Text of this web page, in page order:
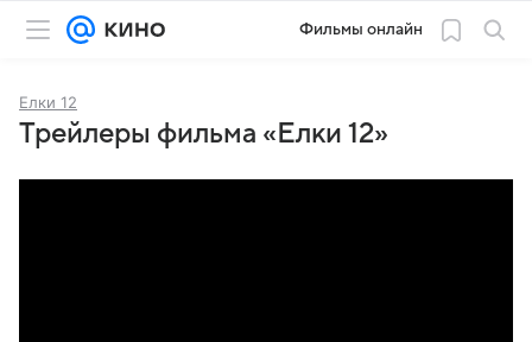
Фильмы онлайн
Елки 12
Трейлеры фильма «Елки 12»